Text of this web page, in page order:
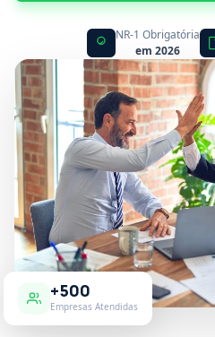
NR-1 Obrigatória
em 2026
+500
Empresas Atendidas